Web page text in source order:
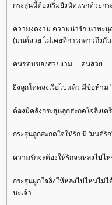
กระสุนนี้ต้องเริ่มยิงนัดแรกด้วยก
ความงดงาม ความน่ารัก น่าทะ
(มนต์สวย ไม่เคยที่การกล่าวถึงกัน
คนชอบของสวยงาม ... คนสวย
งลูกโดดลงเรือไปแล้ว มีข้อห้าม
ต้องมีคลังกระสุนลูกสะกดใจลิงเ
กระสุนลูกสะกดใจให้รัก มี 'มนต์รั
ความรักจะต้องให้รักจนหลงไปไ
กระสุนผูกใจลิงให้หลงไปไหนไม่
นะเจ้า